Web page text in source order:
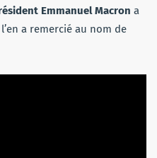
Emmanuel Macron a
a remercié au nom de